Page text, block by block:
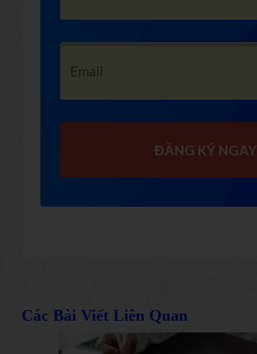
ĐĂNG KÝ NGAY
Các Bài Viết Liên Quan